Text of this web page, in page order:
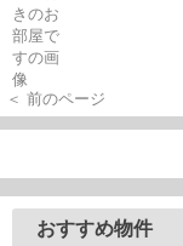
＜ 前のページ
おすすめ物件